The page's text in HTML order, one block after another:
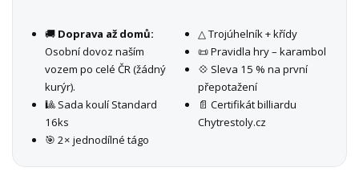
🚚 Doprava až domů:
Osobní dovoz naším
vozem po celé ČR (žádný
kurýr).
🎱 Sada koulí Standard
16ks
🎯 2× jednodílné tágo
△ Trojúhelník + křídy
📜 Pravidla hry – karambol
💠 Sleva 15 % na první
přepotažení
📄 Certifikát billiardu
Chytrestoly.cz